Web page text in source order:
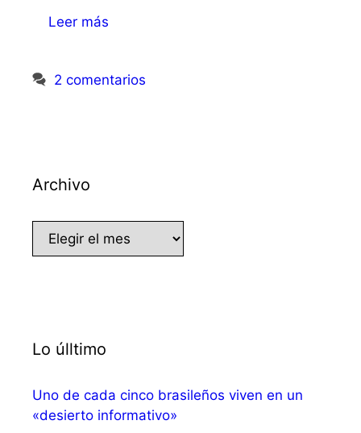
Leer más
2 comentarios
Archivo
Archivo
Lo úlltimo
Uno de cada cinco brasileños viven en un
«desierto informativo»